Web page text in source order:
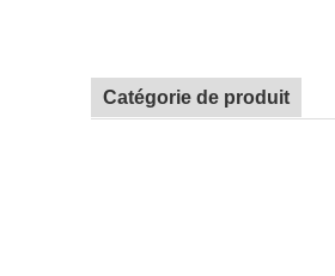
Catégorie de produit